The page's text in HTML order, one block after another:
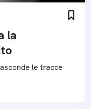
la
le tracce